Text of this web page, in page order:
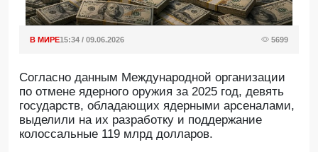
В МИРЕ15:34 / 09.06.2026 5699
Согласно данным Международной организации
по отмене ядерного оружия за 2025 год, девять
государств, обладающих ядерными арсеналами,
выделили на их разработку и поддержание
колоссальные 119 млрд долларов.